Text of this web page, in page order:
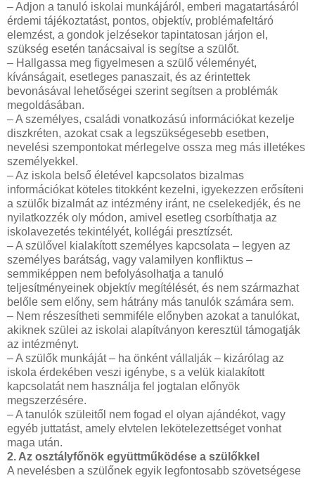
– Adjon a tanuló iskolai munkájáról, emberi magatartásáról
érdemi tájékoztatást, pontos, objektív, problémafeltáró
elemzést, a gondok jelzésekor tapintatosan járjon el,
szükség esetén tanácsaival is segítse a szülőt.
– Hallgassa meg figyelmesen a szülő véleményét,
kívánságait, esetleges panaszait, és az érintettek
bevonásával lehetőségei szerint segítsen a problémák
megoldásában.
– A személyes, családi vonatkozású információkat kezelje
diszkréten, azokat csak a legszükségesebb esetben,
nevelési szempontokat mérlegelve ossza meg más illetékes
személyekkel.
– Az iskola belső életével kapcsolatos bizalmas
információkat köteles titokként kezelni, igyekezzen erősíteni
a szülők bizalmát az intézmény iránt, ne cselekedjék, és ne
nyilatkozzék oly módon, amivel esetleg csorbíthatja az
iskolavezetés tekintélyét, kollégái presztízsét.
– A szülővel kialakított személyes kapcsolata – legyen az
személyes barátság, vagy valamilyen konfliktus –
semmiképpen nem befolyásolhatja a tanuló
teljesítményeinek objektív megítélését, és nem származhat
belőle sem előny, sem hátrány más tanulók számára sem.
– Nem részesítheti semmiféle előnyben azokat a tanulókat,
akiknek szülei az iskolai alapítványon keresztül támogatják
az intézményt.
– A szülők munkáját – ha önként vállalják – kizárólag az
iskola érdekében veszi igénybe, s a velük kialakított
kapcsolatát nem használja fel jogtalan előnyök
megszerzésére.
– A tanulók szüleitől nem fogad el olyan ajándékot, vagy
egyéb juttatást, amely elvtelen lekötelezettséget vonhat
maga után.
2. Az osztályfőnök együttműködése a szülőkkel
A nevelésben a szülőnek egyik legfontosabb szövetségese